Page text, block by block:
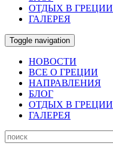
ОТДЫХ В ГРЕЦИИ
ГАЛЕРЕЯ
Toggle navigation
НОВОСТИ
ВСЕ О ГРЕЦИИ
НАПРАВЛЕНИЯ
БЛОГ
ОТДЫХ В ГРЕЦИИ
ГАЛЕРЕЯ